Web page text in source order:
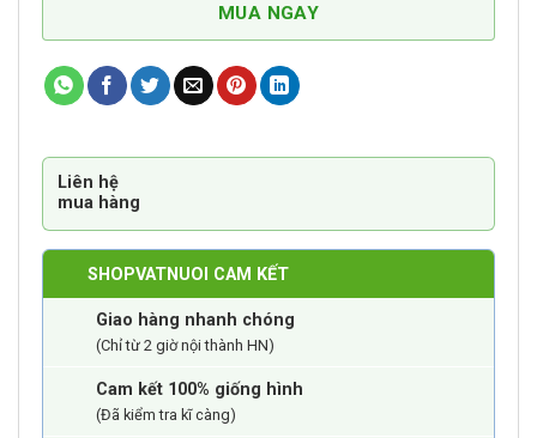
MUA NGAY
Liên hệ
mua hàng
SHOPVATNUOI CAM KẾT
Giao hàng nhanh chóng
(Chỉ từ 2 giờ nội thành HN)
Cam kết 100% giống hình
(Đã kiểm tra kĩ càng)